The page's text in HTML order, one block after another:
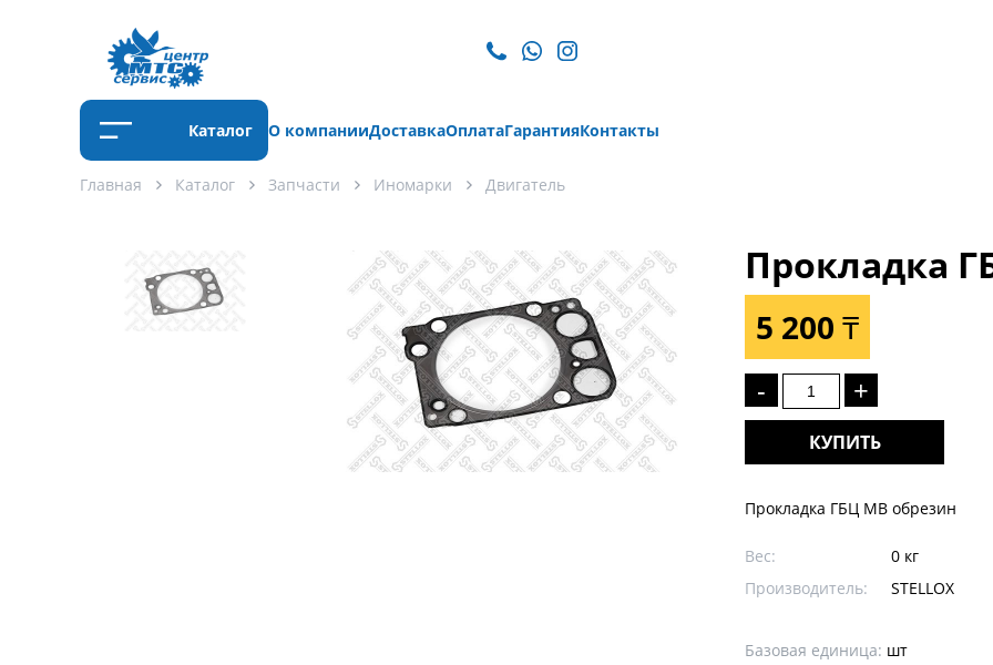
Каталог О компанииДоставкаОплатаГарантияКонтакты
Главная Каталог Запчасти Иномарки Двигатель
Прокладка
5 200 ₸
- +
КУПИТЬ
Прокладка ГБЦ MB обрезин
Вес:
0 кг
Производитель:
STELLOX
Базовая единица: шт